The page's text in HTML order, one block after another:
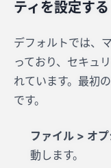
ティを設定する
デフォルトでは、
っており、セキュ
れています。最初
です。
ファイル > オ
動します。